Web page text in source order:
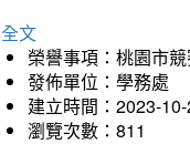
文
榮譽事項：桃園市
發佈單位：學務處
建立時間：2023-
瀏覽次數：811